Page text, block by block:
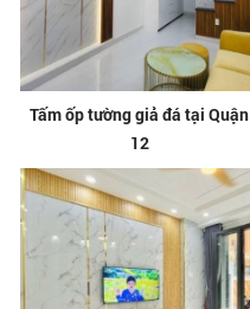
Tấm ốp tường giả đá tại Quận
12